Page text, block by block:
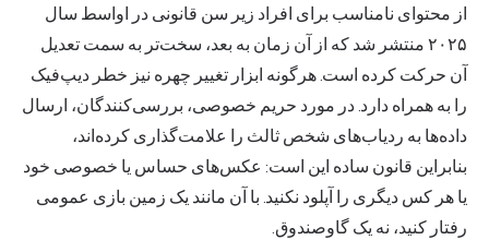
از محتوای نامناسب برای افراد زیر سن قانونی در اواسط سال
۲۰۲۵ منتشر شد که از آن زمان به بعد، سخت‌تر به سمت تعدیل
آن حرکت کرده است. هرگونه ابزار تغییر چهره نیز خطر دیپ‌فیک
را به همراه دارد. در مورد حریم خصوصی، بررسی‌کنندگان، ارسال
داده‌ها به ردیاب‌های شخص ثالث را علامت‌گذاری کرده‌اند،
بنابراین قانون ساده این است: عکس‌های حساس یا خصوصی خود
یا هر کس دیگری را آپلود نکنید. با آن مانند یک زمین بازی عمومی
رفتار کنید، نه یک گاوصندوق.